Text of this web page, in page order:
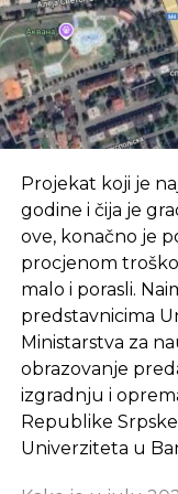
Dakle, Ustream
uključujući one
pronašli sportski
potrebno je da
Prelistavanjem
unošenjem
Primera radi, u
utakmica između
uživo prenos ,
zatim na panel
ključnih reči:
Pri unošenju
za to. U našem
izlistao kao prvi na
Ustream
Projekat koji je
godine i čija je
ove, konačno je
procjenom
malo i porasli.
predstavnicima
Ministarstva za
obrazovanje
izgradnju i
Republike
Univerziteta u